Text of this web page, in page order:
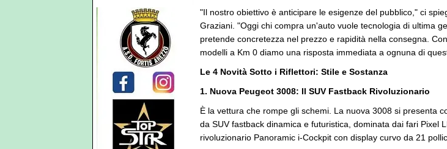
"Il nostro obiettivo è anticipare le esigenze del pubblico," ci
Graziani. "Oggi chi compra un'auto vuole tecnologia di ultima
pretende concretezza nel prezzo e rapidità nella consegna.
modelli a Km 0 diamo una risposta immediata a ognuna di
Le 4 Novità Sotto i Riflettori: Stile e Sostanza
1. Nuova Peugeot 3008: Il SUV Fastback Rivoluzionario
È la vettura che rompe gli schemi. La nuova 3008 si presenta
da SUV fastback dinamica e futuristica, dominata dai fari Pixel
rivoluzionario Panoramic i-Cockpit con display curvo da 21